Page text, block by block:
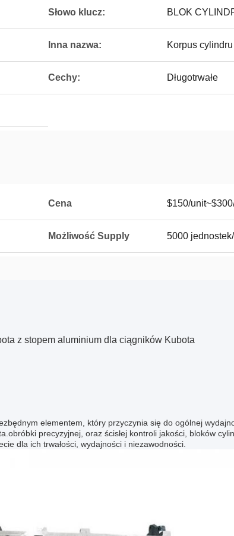
Słowo klucz: BLOK
Inna nazwa: Korpus cylindru
Cechy: Długotrwałe
Cena $150/
Możliwość Supply 5000
z stopem aluminium dla ciągników Kubota
elementem, który przyczynia się do ogólnej
precyzyjnej, oraz ścisłej kontroli jakości, bloków
dla ich trwałości, wydajności i niezawodności.